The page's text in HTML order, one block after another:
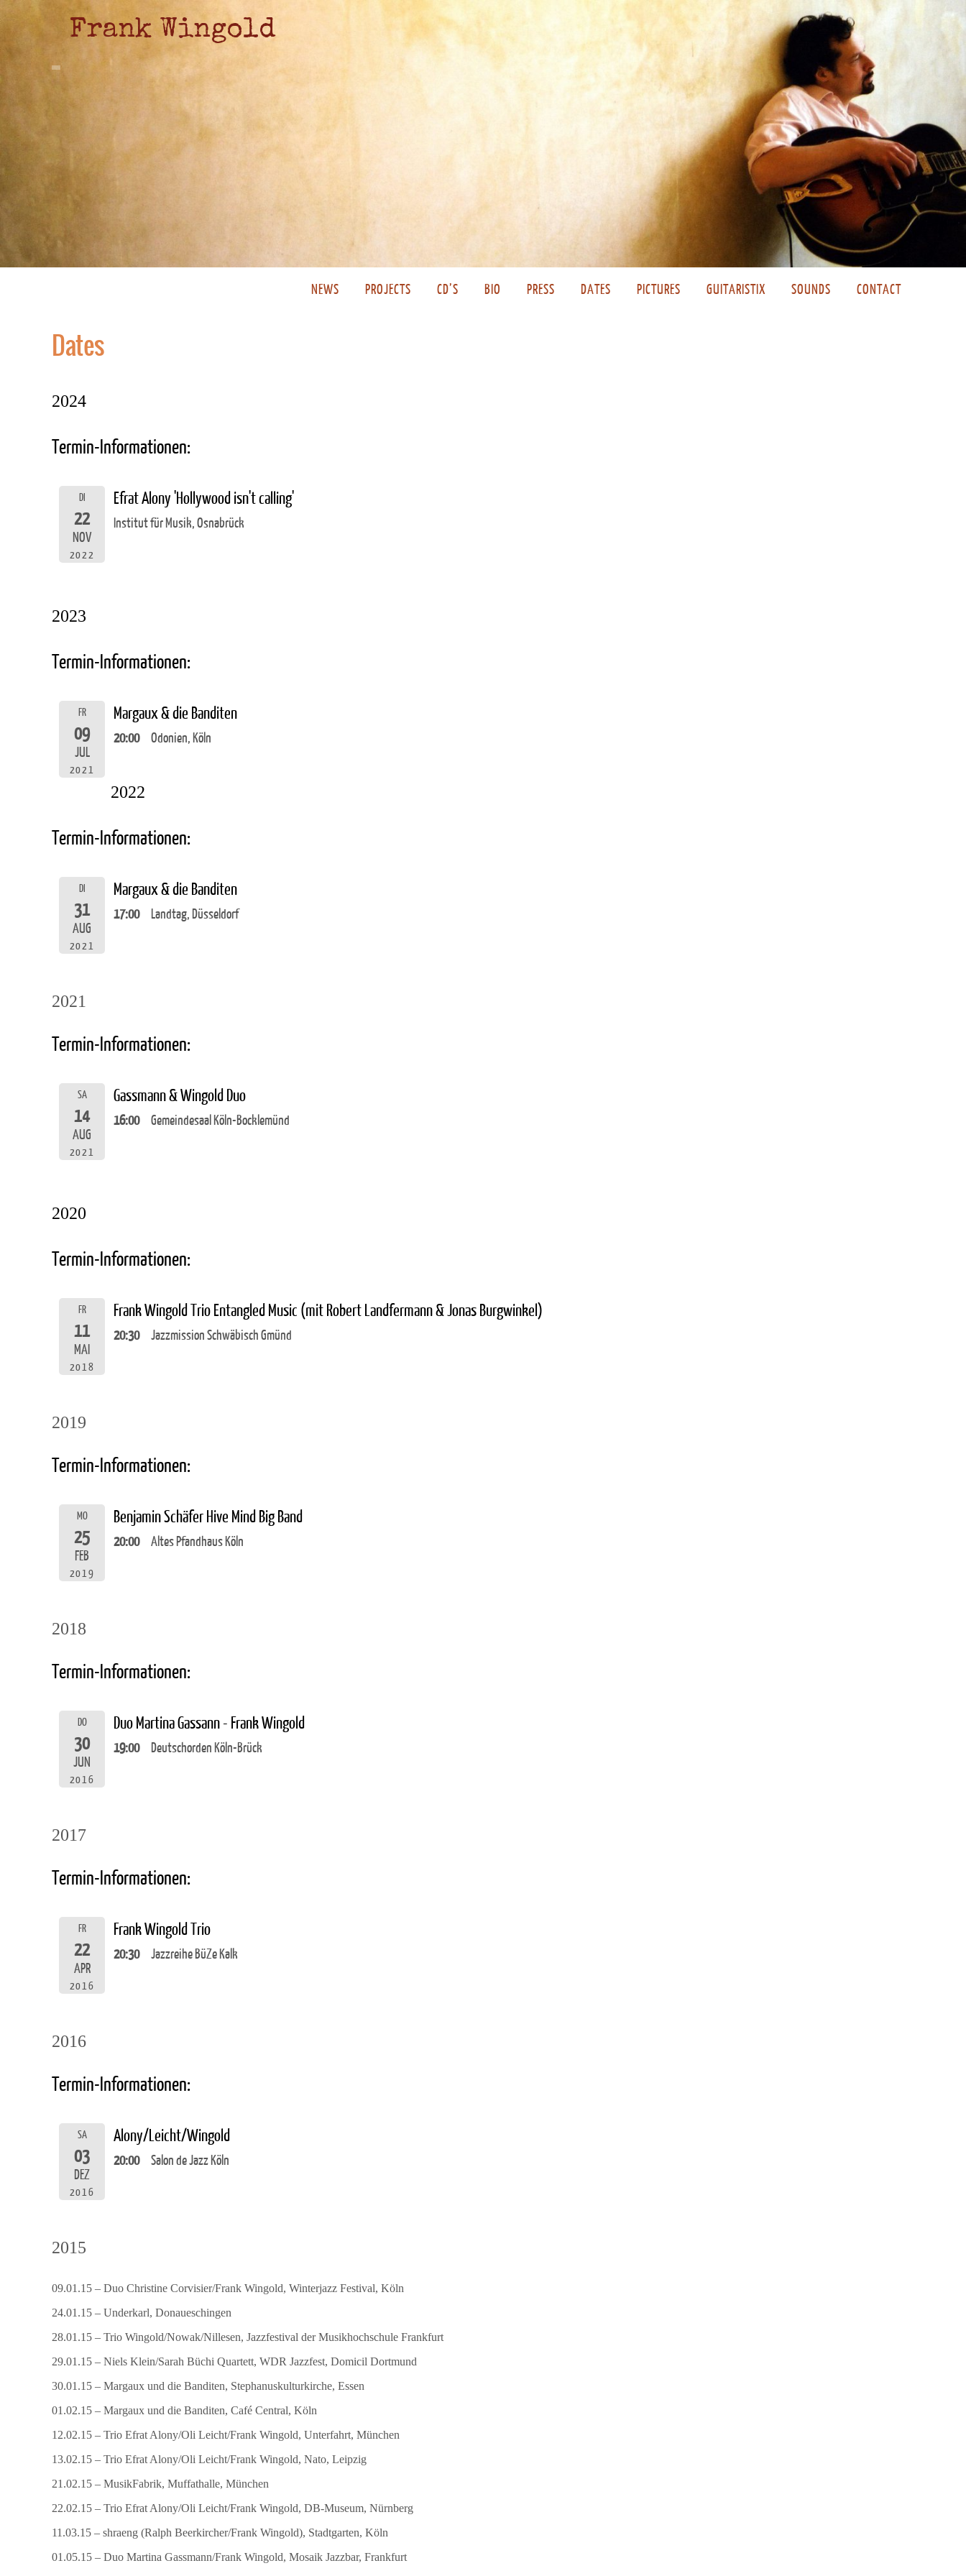
Frank Wingold
NEWS PROJECTS CD’S BIO PRESS DATES PICTURES GUITARISTIX SOUNDS CONTACT
Dates
2024
Termin-Informationen:
DI
22
NOV
2022
Efrat Alony 'Hollywood isn't calling'
Institut für Musik, Osnabrück
2023
Termin-Informationen:
FR
09
JUL
2021
Margaux & die Banditen
20:00 Odonien, Köln
2022
Termin-Informationen:
DI
31
AUG
2021
Margaux & die Banditen
17:00 Landtag, Düsseldorf
2021
Termin-Informationen:
SA
14
AUG
2021
Gassmann & Wingold Duo
16:00 Gemeindesaal Köln-Bocklemünd
2020
Termin-Informationen:
FR
11
MAI
2018
Frank Wingold Trio Entangled Music (mit Robert Landfermann & Jonas Burgwinkel)
20:30 Jazzmission Schwäbisch Gmünd
2019
Termin-Informationen:
MO
25
FEB
2019
Benjamin Schäfer Hive Mind Big Band
20:00 Altes Pfandhaus Köln
2018
Termin-Informationen:
DO
30
JUN
2016
Duo Martina Gassann - Frank Wingold
19:00 Deutschorden Köln-Brück
2017
Termin-Informationen:
FR
22
APR
2016
Frank Wingold Trio
20:30 Jazzreihe BüZe Kalk
2016
Termin-Informationen:
SA
03
DEZ
2016
Alony/Leicht/Wingold
20:00 Salon de Jazz Köln
2015
09.01.15 – Duo Christine Corvisier/Frank Wingold, Winterjazz Festival, Köln
24.01.15 – Underkarl, Donaueschingen
28.01.15 – Trio Wingold/Nowak/Nillesen, Jazzfestival der Musikhochschule Frankfurt
29.01.15 – Niels Klein/Sarah Büchi Quartett, WDR Jazzfest, Domicil Dortmund
30.01.15 – Margaux und die Banditen, Stephanuskulturkirche, Essen
01.02.15 – Margaux und die Banditen, Café Central, Köln
12.02.15 – Trio Efrat Alony/Oli Leicht/Frank Wingold, Unterfahrt, München
13.02.15 – Trio Efrat Alony/Oli Leicht/Frank Wingold, Nato, Leipzig
21.02.15 – MusikFabrik, Muffathalle, München
22.02.15 – Trio Efrat Alony/Oli Leicht/Frank Wingold, DB-Museum, Nürnberg
11.03.15 – shraeng (Ralph Beerkircher/Frank Wingold), Stadtgarten, Köln
01.05.15 – Duo Martina Gassmann/Frank Wingold, Mosaik Jazzbar, Frankfurt